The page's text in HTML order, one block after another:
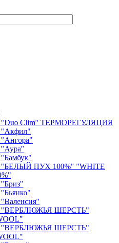
"Duo Clim" ТЕРМОРЕГУЛЯЦИЯ
"Акфил"
"Ангора"
"Аура"
"БЕЛЫЙ ПУХ 100%" "WHITE
"ВЕРБЛЮЖЬЯ ШЕРСТЬ"
"ВЕРБЛЮЖЬЯ ШЕРСТЬ"